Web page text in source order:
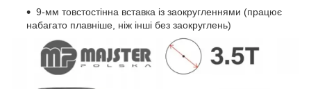
9-мм товстостінна вставка із заокругленнями (працює
набагато плавніше, ніж інші без заокруглень)